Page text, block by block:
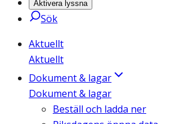
Aktivera lyssna
Sök
Aktuellt
Aktuellt
Dokument & lagar
Dokument & lagar
Beställ och ladda ner